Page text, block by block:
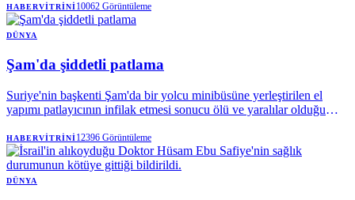
HABERVITRINI10062 Görüntüleme
DÜNYA
Şam'da şiddetli patlama
Suriye'nin başkenti Şam'da bir yolcu minibüsüne yerleştirilen el
yapımı patlayıcının infilak etmesi sonucu ölü ve yaralılar olduğu
HABERVITRINI12396 Görüntüleme
DÜNYA